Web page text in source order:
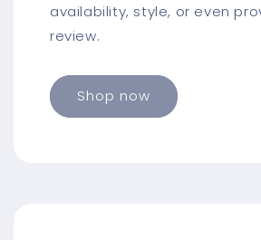
availability, style, or even
review.
Shop now